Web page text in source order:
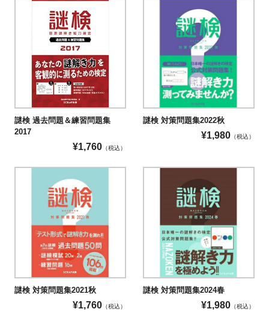
謎検 過去問題＆練習問題集
2017
¥1,760 （税込）
謎検 対策問題集2022秋
¥1,980 （税込）
謎検 対策問題集2021秋
¥1,760 （税込）
謎検 対策問題集2024春
¥1,980 （税込）